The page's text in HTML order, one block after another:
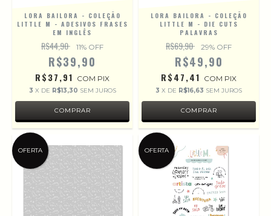
LORA BAILORA - COLEÇÃO
LITTLE M - ADESIVOS FRASES
EM INGLÊS
R$44,90 11% OFF
R$39,90
R$37,91 COM PIX
3 X DE R$13,30 SEM JUROS
LORA BAILORA - COLEÇÃO
LITTLE M - DIE CUTS
PALAVRAS
R$69,90 29% OFF
R$49,90
R$47,41 COM PIX
3 X DE R$16,63 SEM JUROS
OFERTA OFERTA